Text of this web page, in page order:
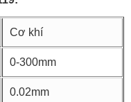
Cơ khí
0-300mm
0.02mm